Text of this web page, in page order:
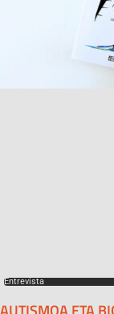
Entrevista